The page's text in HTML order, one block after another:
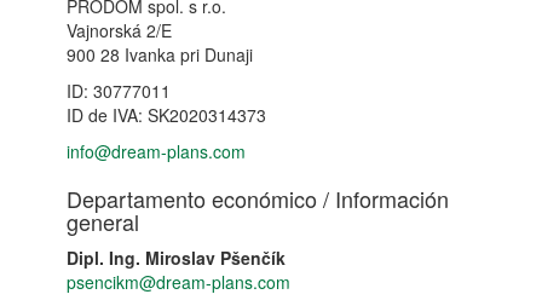
PRODOM spol. s r.o.
Vajnorská 2/E
900 28 Ivanka pri Dunaji
ID: 30777011
ID de IVA: SK2020314373
info@dream-plans.com
Departamento económico / Información
general
Dipl. Ing. Miroslav Pšenčík
psencikm@dream-plans.com